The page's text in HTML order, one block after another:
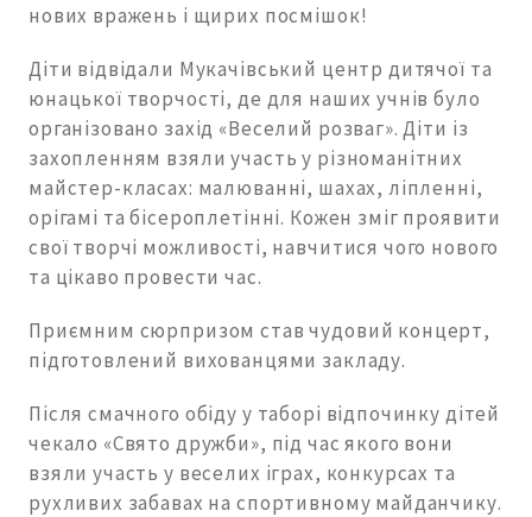
нових вражень і щирих посмішок!
Діти відвідали Мукачівський центр дитячої та
юнацької творчості, де для наших учнів було
організовано захід «Веселий розваг». Діти із
захопленням взяли участь у різноманітних
майстер-класах: малюванні, шахах, ліпленні,
орігамі та бісероплетінні. Кожен зміг проявити
свої творчі можливості, навчитися чого нового
та цікаво провести час.
Приємним сюрпризом став чудовий концерт,
підготовлений вихованцями закладу.
Після смачного обіду у таборі відпочинку дітей
чекало «Свято дружби», під час якого вони
взяли участь у веселих іграх, конкурсах та
рухливих забавах на спортивному майданчику.